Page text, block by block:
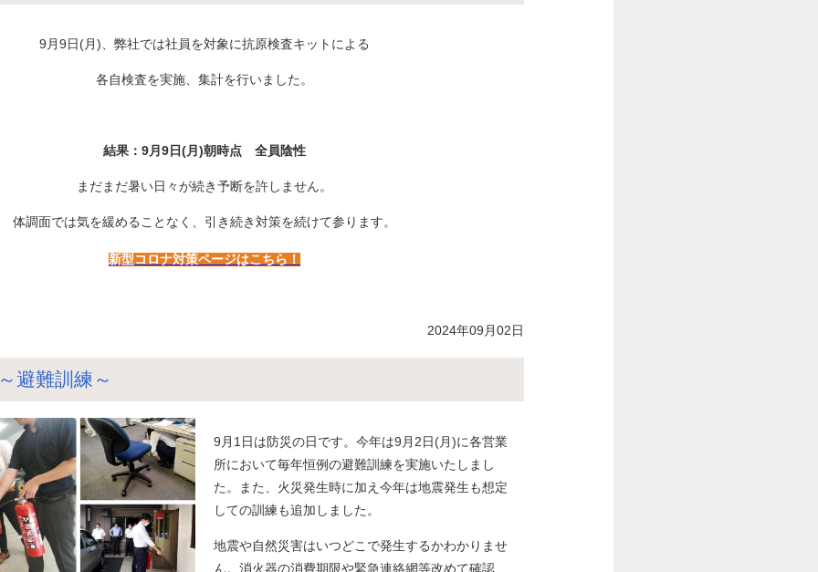
9月9日(月)、弊社では社員を対象に抗原検査キットによる
各自検査を実施、集計を行いました。
結果：9月9日(月)朝時点 全員陰性
まだまだ暑い日々が続き予断を許しません。
体調面では気を緩めることなく、引き続き対策を続けて参ります。
新型コロナ対策ページはこちら！
2024年09月02日
避難訓練～
9月1日は防災の日です。今年は9月2日(月)に各営業
所において毎年恒例の避難訓練を実施いたしまし
た。また、火災発生時に加え今年は地震発生も想定
しての訓練も追加しました。
地震や自然災害はいつどこで発生するかわかりませ
ん。消火器の消費期限や緊急連絡網等改めて確認